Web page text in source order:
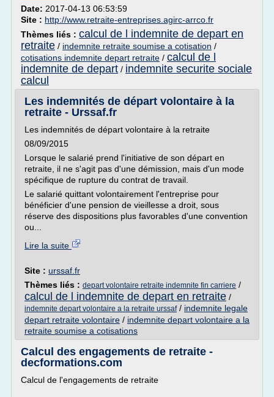
Date: 2017-04-13 06:53:59
Site : http://www.retraite-entreprises.agirc-arrco.fr
Thèmes liés : calcul de l indemnite de depart en
retraite / indemnite retraite soumise a cotisation /
cotisations indemnite depart retraite / calcul de l
indemnite de depart / indemnite securite sociale
calcul
Les indemnités de départ volontaire à la
retraite - Urssaf.fr
Les indemnités de départ volontaire à la retraite
08/09/2015
Lorsque le salarié prend l'initiative de son départ en
retraite, il ne s'agit pas d'une démission, mais d'un mode
spécifique de rupture du contrat de travail.
Le salarié quittant volontairement l'entreprise pour
bénéficier d'une pension de vieillesse a droit, sous
réserve des dispositions plus favorables d'une convention
ou...
Lire la suite
Site : urssaf.fr
Thèmes liés : depart volontaire retraite indemnite fin carriere /
calcul de l indemnite de depart en retraite /
indemnite depart volontaire a la retraite urssaf/ indemnite legale
depart retraite volontaire / indemnite depart volontaire a la
retraite soumise a cotisations
Calcul des engagements de retraite -
decformations.com
Calcul de l'engagements de retraite